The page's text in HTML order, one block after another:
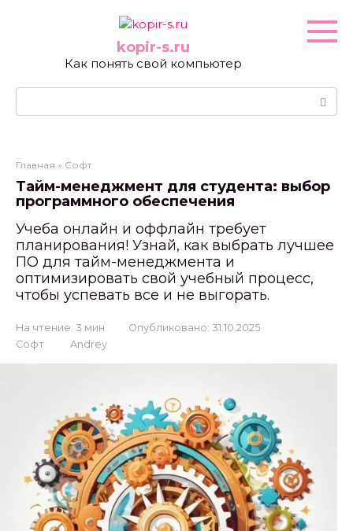
kopir-s.ru
Как понять свой компьютер
Главная » Софт
Тайм-менеджмент для студента: выбор
программного обеспечения
Учеба онлайн и оффлайн требует
планирования! Узнай, как выбрать лучшее
ПО для тайм-менеджмента и
оптимизировать свой учебный процесс,
чтобы успевать все и не выгорать.
На чтение: 3 мин Опубликовано: 31.10.2025
Софт
Andrey